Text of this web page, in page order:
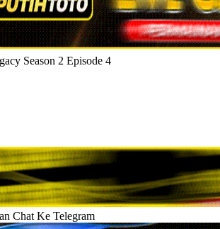
Season 2 Episode 4
Chat Ke Telegram